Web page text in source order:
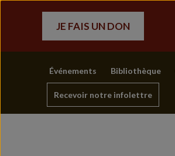
JE FAIS UN DON
Événements Bibliothèque
Recevoir notre infolettre